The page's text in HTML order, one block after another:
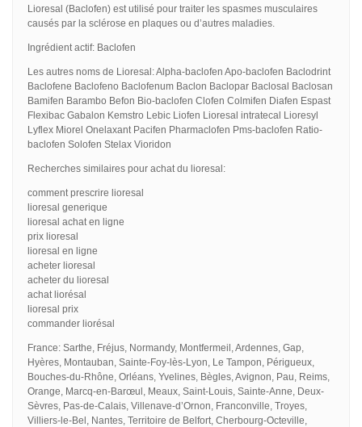
Lioresal (Baclofen) est utilisé pour traiter les spasmes musculaires
causés par la sclérose en plaques ou d’autres maladies.
Ingrédient actif: Baclofen
Les autres noms de Lioresal: Alpha-baclofen Apo-baclofen Baclodrint
Baclofene Baclofeno Baclofenum Baclon Baclopar Baclosal Baclosan
Bamifen Barambo Befon Bio-baclofen Clofen Colmifen Diafen Espast
Flexibac Gabalon Kemstro Lebic Liofen Lioresal intratecal Lioresyl
Lyflex Miorel Onelaxant Pacifen Pharmaclofen Pms-baclofen Ratio-
baclofen Solofen Stelax Vioridon
Recherches similaires pour achat du lioresal:
comment prescrire lioresal
lioresal generique
lioresal achat en ligne
prix lioresal
lioresal en ligne
acheter lioresal
acheter du lioresal
achat liorésal
lioresal prix
commander liorésal
France: Sarthe, Fréjus, Normandy, Montfermeil, Ardennes, Gap,
Hyères, Montauban, Sainte-Foy-lès-Lyon, Le Tampon, Périgueux,
Bouches-du-Rhône, Orléans, Yvelines, Bègles, Avignon, Pau, Reims,
Orange, Marcq-en-Barœul, Meaux, Saint-Louis, Sainte-Anne, Deux-
Sèvres, Pas-de-Calais, Villenave-d’Ornon, Franconville, Troyes,
Villiers-le-Bel, Nantes, Territoire de Belfort, Cherbourg-Octeville,